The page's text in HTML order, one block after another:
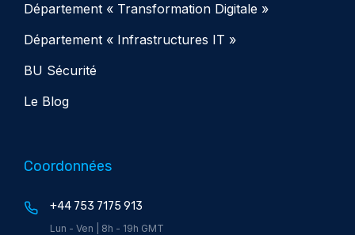
Département « Transformation Digitale »
Département « Infrastructures IT »
BU Sécurité
Le Blog
Coordonnées
+44 753 7175 913
Lun - Ven | 8h - 19h GMT